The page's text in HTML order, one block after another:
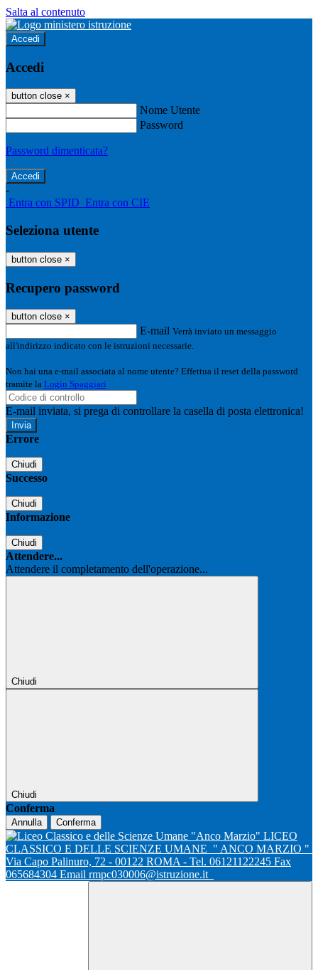
Salta al contenuto
Accedi
Accedi
button close ×
Nome Utente
Password
Password dimenticata?
-
Entra con SPID Entra con CIE
Seleziona utente
button close ×
Recupero password
button close ×
E-mail Verrà inviato un messaggio
all'indirizzo indicato con le istruzioni necessarie.
Non hai una e-mail associata al nome utente? Effettua il reset della password
tramite la Login Spaggiari
E-mail inviata, si prega di controllare la casella di posta elettronica!
Errore
Chiudi
Successo
Chiudi
Informazione
Chiudi
Attendere...
Attendere il completamento dell'operazione...
Chiudi
Chiudi
Conferma
Annulla Conferma
LICEO
CLASSICO E DELLE SCIENZE UMANE " ANCO MARZIO "
Via Capo Palinuro, 72 - 00122 ROMA - Tel. 06121122245 Fax
065684304 Email rmpc030006@istruzione.it